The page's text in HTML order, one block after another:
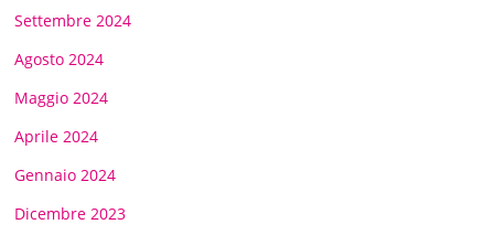
Settembre 2024
Agosto 2024
Maggio 2024
Aprile 2024
Gennaio 2024
Dicembre 2023